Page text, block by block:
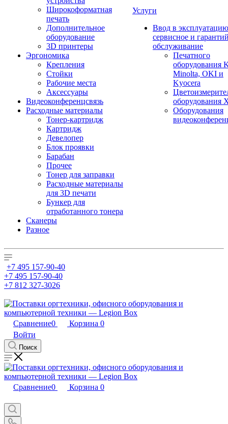
Широкоформатная
печать
Дополнительное
оборудование
3D принтеры
Эргономика
Крепления
Стойки
Рабочие места
Аксессуары
Видеоконференцсвязь
Расходные материалы
Тонер-картридж
Картридж
Девелопер
Блок проявки
Барабан
Прочее
Тонер для заправки
Расходные материалы
для 3D печати
Бункер для
отработанного тонера
Сканеры
Разное
Услуги
Ввод в
сервисное и
обслуживание
Печатного
оборудования
Minolta, OKI и
Kyocera
оборудования
Оборудования
+7 495 157-90-40
+7 495 157-90-40
+7 812 327-3026
Сравнение0 Корзина 0
Войти
Поиск
Сравнение0 Корзина 0